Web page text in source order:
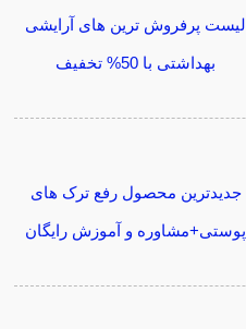
لیست پرفروش ترین های آرایشی
بهداشتی با 50% تخفیف
جدیدترین محصول رفع ترک های
پوستی+مشاوره و آموزش رایگان